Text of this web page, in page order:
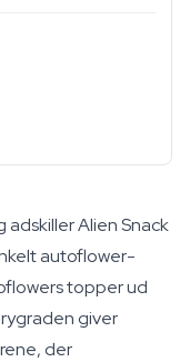
Alien Snack
autoflower-
topper ud
giver
der